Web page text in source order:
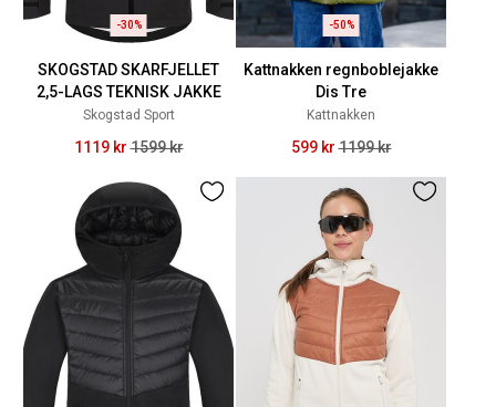
-30%
SKOGSTAD SKARFJELLET
2,5-LAGS TEKNISK JAKKE
Skogstad Sport
1119 kr 1599 kr
-50%
Kattnakken regnboblejakke
Dis Tre
Kattnakken
599 kr 1199 kr